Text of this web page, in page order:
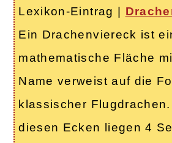
Lexikon-Eintrag |
Ein Drachenviereck ist
mathematische Fläche
Name verweist auf die
klassischer
diesen Ecken liegen 4